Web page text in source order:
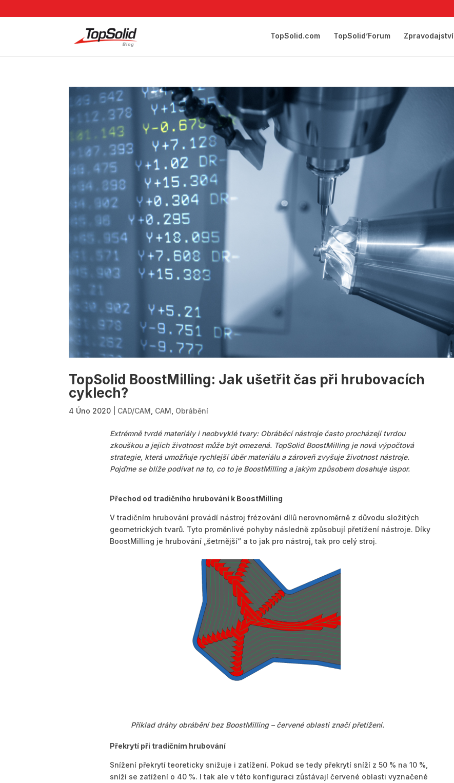
TopSolid.com TopSolid’Forum Zpravodajství
TopSolid BoostMilling: Jak ušetřit čas při hrubovacích
cyklech?
4 Úno 2020 CAD/CAM CAM Obrábění
Extrémně tvrdé materiály i neobvyklé tvary: Obráběcí nástroje často procházejí tvrdou
zkouškou a jejich životnost může být omezená. TopSolid BoostMilling je nová výpočtová
strategie, která umožňuje rychlejší úběr materiálu a zároveň zvyšuje životnost nástroje.
Pojďme se blíže podívat na to, co to je BoostMilling a jakým způsobem dosahuje úspor.
Přechod od tradičního hrubování k BoostMilling
V tradičním hrubování provádí nástroj frézování dílů nerovnoměrně z důvodu složitých
geometrických tvarů. Tyto proměnlivé pohyby následně způsobují přetížení nástroje. Díky
BoostMilling je hrubování „šetrnější“ a to jak pro nástroj, tak pro celý stroj.
Příklad dráhy obrábění bez BoostMilling – červené oblasti značí přetížení.
Překrytí při tradičním hrubování
Snížení překrytí teoreticky snižuje i zatížení. Pokud se tedy překrytí sníží z 50 % na 10 %,
sníží se zatížení o 40 %. I tak ale v této konfiguraci zůstávají červené oblasti vyznačené